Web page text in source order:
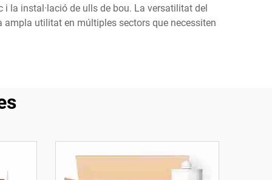
la instal·lació de ulls de bou. La versatilitat del
ampla utilitat en múltiples sectors que necessiten